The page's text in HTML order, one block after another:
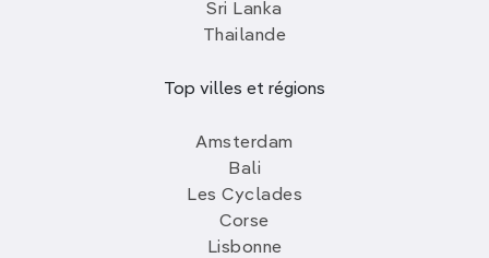
Sri Lanka
Thailande
Top villes et régions
Amsterdam
Bali
Les Cyclades
Corse
Lisbonne